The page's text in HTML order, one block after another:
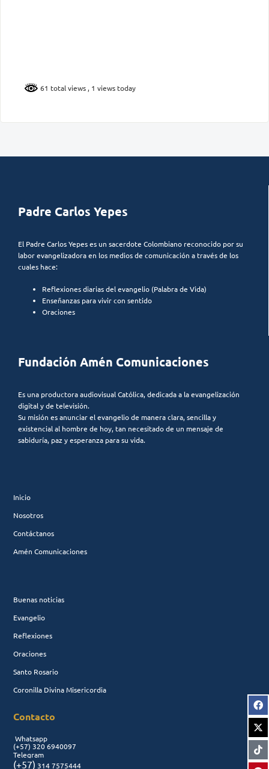
61 total views , 1 views today
Padre Carlos Yepes
El Padre Carlos Yepes es un sacerdote Colombiano reconocido por su
labor evangelizadora en los medios de comunicación a través de los
cuales hace:
Reflexiones diarias del evangelio (Palabra de Vida)
Enseñanzas para vivir con sentido
Oraciones
Fundación Amén Comunicaciones
Es una productora audiovisual Católica, dedicada a la evangelización
digital y de televisión.
Su misión es anunciar el evangelio de manera clara, sencilla y
existencial al hombre de hoy, tan necesitado de un mensaje de
sabiduría, paz y esperanza para su vida.
Inicio
Nosotros
Contáctanos
Amén Comunicaciones
Buenas noticias
Evangelio
Reflexiones
Oraciones
Santo Rosario
Coronilla Divina Misericordia
Contacto
Whatsapp
(+57) 320 6940097
Telegram
(+57) 314 7575444